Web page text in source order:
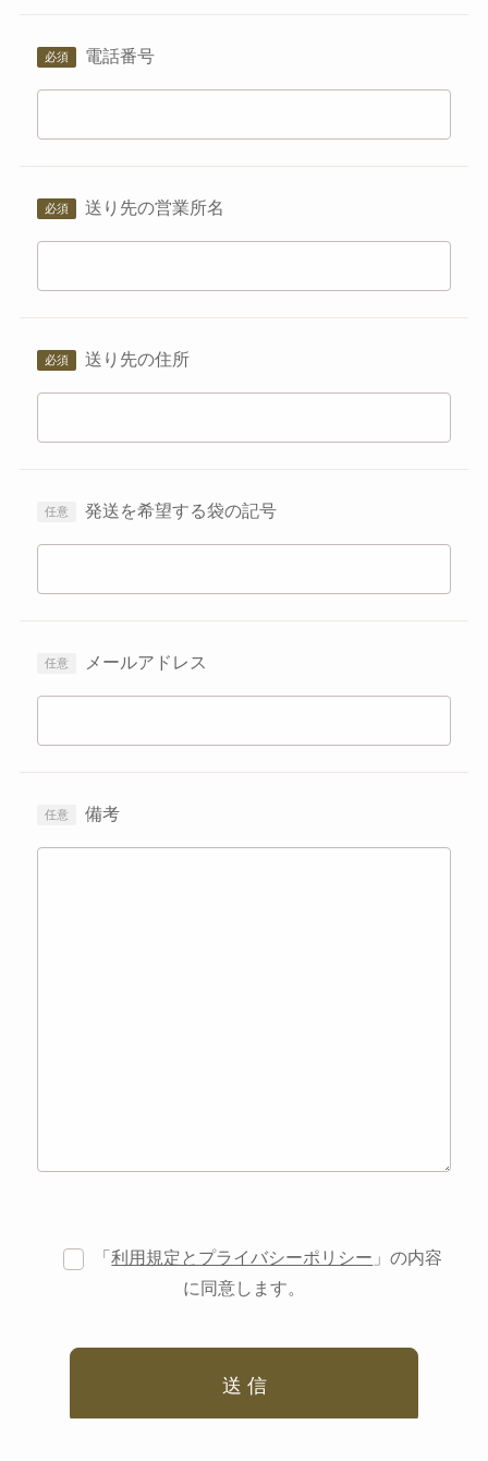
電話番号
送り先の営業所名
送り先の住所
発送を希望する袋の記号
メールアドレス
備考
「利用規定とプライバシーポリシー 」の内容
に同意します。